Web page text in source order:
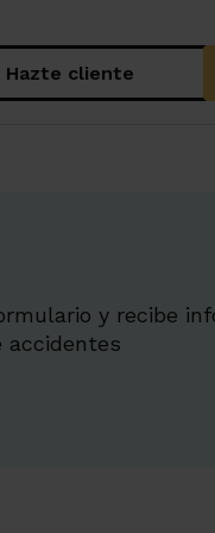
Hazte cliente
y recibe
accidentes